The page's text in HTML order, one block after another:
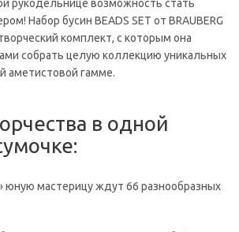
рукодельнице возможность стать
Набор бусин BEADS SET от BRAUBERG
комплект, с которым она
собрать целую коллекцию уникальных
аметистовой гамме.
в одной
юную мастерицу ждут 66 разнообразных